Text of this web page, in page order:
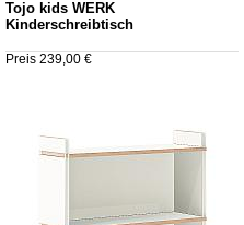
Tojo kids WERK
Kinderschreibtisch
Preis 239,00 €